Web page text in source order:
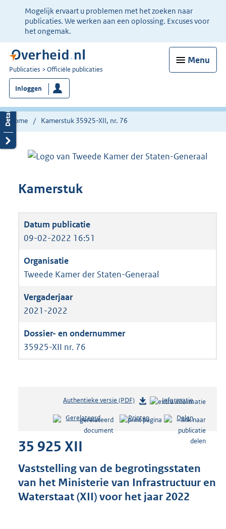
Ter
informatie:
Mogelijk ervaart u problemen met het zoeken naar
publicaties. We werken aan een oplossing. Excuses voor
het ongemak.
Menu
U
bent
nu
hier:
Publicaties Officiële publicaties
Inloggen
Home Kamerstuk 35925-XII, nr. 76
Kamerstuk
09-02-2022 16:51
Tweede Kamer der Staten-Generaal
2021-2022
35925-XII nr. 76
Authentieke versie (PDF)b
s
s
g
r
Informatie
Gerelateerd Printen Delen
35 925 XII
Vaststelling van de begrotingsstaten
van het Ministerie van Infrastructuur en
Waterstaat (XII) voor het jaar 2022